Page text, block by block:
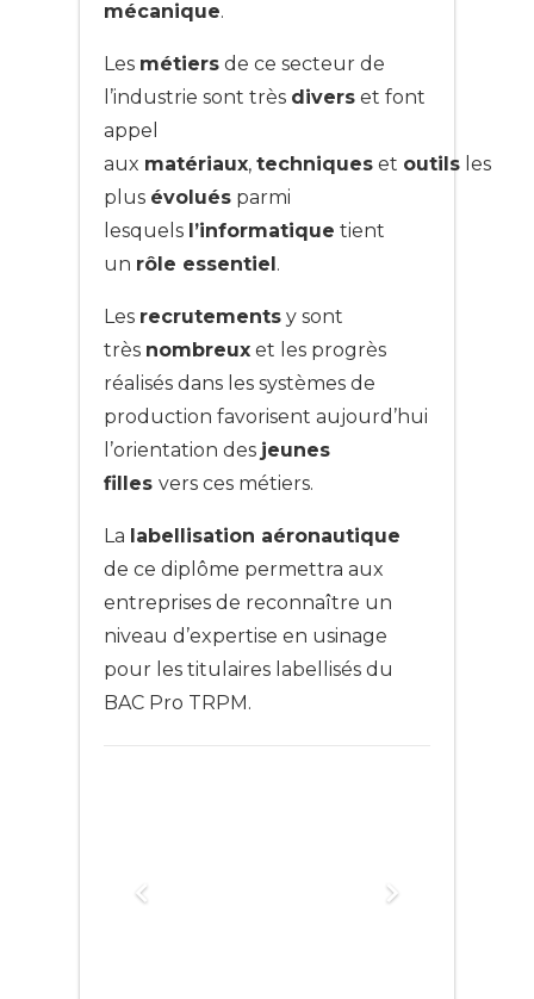
mécanique.
Les métiers de ce secteur de
l’industrie sont très divers et font
appel
aux matériaux,techniques et outils les
plus évolués parmi
lesquels l’informatique tient
un rôle essentiel .
Les recrutements y sont
très nombreux et les progrès
réalisés dans les systèmes de
production favorisent aujourd’hui
l’orientation des jeunes
fillesvers ces métiers.
La labellisation aéronautique
de ce diplôme permettra aux
entreprises de reconnaître un
niveau d’expertise en usinage
pour les titulaires labellisés du
BAC Pro TRPM.